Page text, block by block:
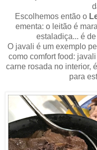
Escolhemos então o
ementa: o leitão é
estaladiça... é
O javali é um exemplo
como comfort food:
carne rosada no interior,
para